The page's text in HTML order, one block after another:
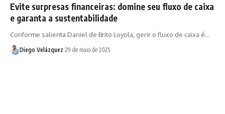
Evite surpresas financeiras: domine seu fluxo de caixa
e garanta a sustentabilidade
Conforme salienta Daniel de Brito Loyola, gerir o fluxo de caixa é…
Diego Velázquez 29 de maio de 2025